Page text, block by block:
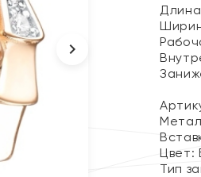
Цвет:
Тип